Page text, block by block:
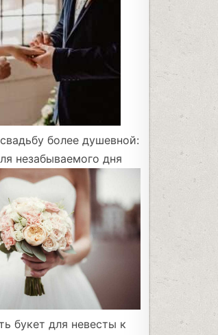
более душевной:
незабываемого дня
букет для невесты к